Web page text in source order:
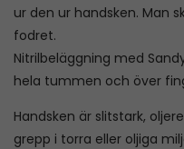
ur den ur handsken. Man
fodret.
Nitrilbeläggning med
hela tummen och över
Handsken är slitstark,
grepp i torra eller oljiga